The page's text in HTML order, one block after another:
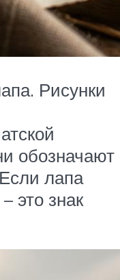
Рисунки
обозначают
лапа
это знак